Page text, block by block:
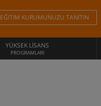
EĞITIM KURUMUNUZU TANITIN
YÜKSEK LISANS
PROGRAMLARI